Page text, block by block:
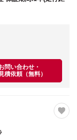
問い合わせ・
見積依頼（無料）